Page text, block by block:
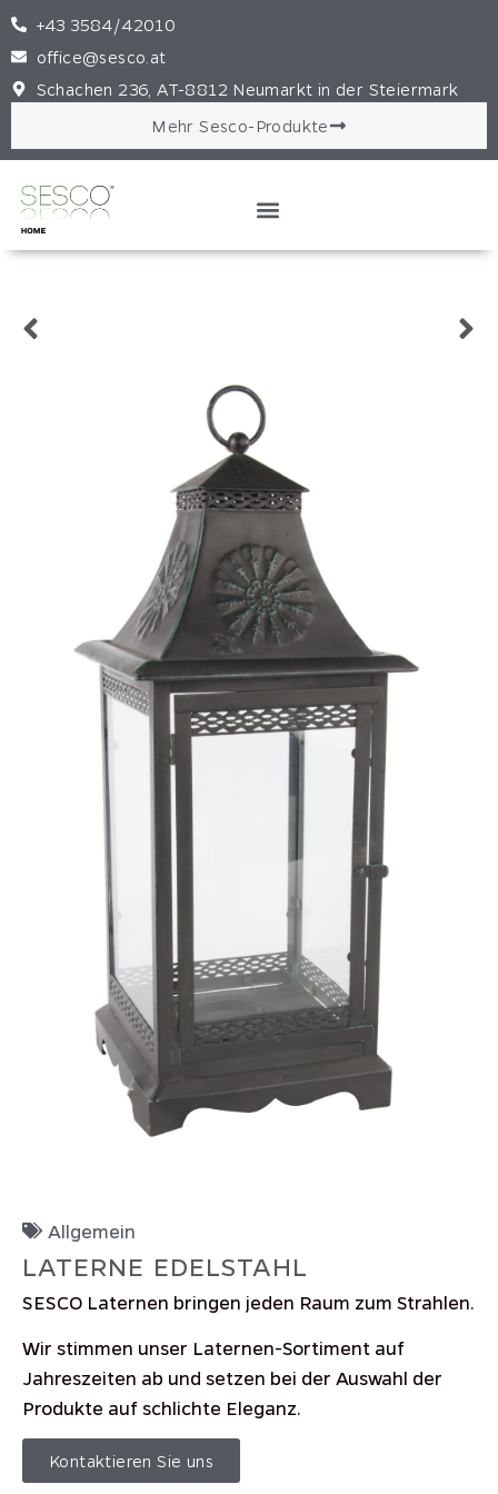
+43 3584/42010
office@sesco.at
Schachen 236, AT-8812 Neumarkt in der Steiermark
Mehr Sesco-Produkte
Allgemein
LATERNE EDELSTAHL
SESCO Laternen bringen jeden Raum zum Strahlen.
Wir stimmen unser Laternen-Sortiment auf
Jahreszeiten ab und setzen bei der Auswahl der
Produkte auf schlichte Eleganz.
Kontaktieren Sie uns